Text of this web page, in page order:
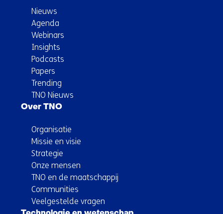
Nieuws
Agenda
Webinars
Insights
Podcasts
Papers
Trending
TNO Nieuws
Over TNO
Organisatie
Missie en visie
Strategie
Onze mensen
TNO en de maatschappij
Communities
Veelgestelde vragen